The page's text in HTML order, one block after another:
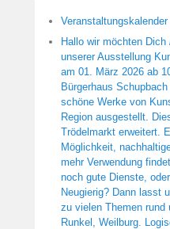
Hallo wir möchten
unserer Ausstellung
am 01. März 2026 ab
Bürgerhaus
schöne Werke von
Region ausgestellt.
Trödelmarkt erweitert.
Möglichkeit,
mehr Verwendung
noch gute Dienste,
Neugierig? Dann lasst
zu vielen Themen rund
Runkel, Weilburg.